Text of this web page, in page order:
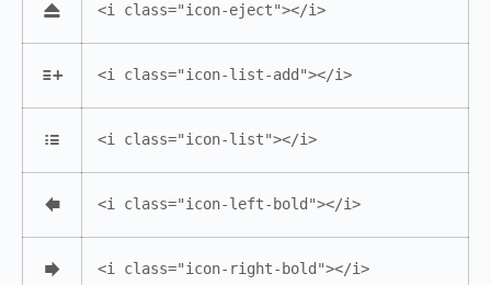
<i class="icon-eject"></i>
<i class="icon-list-add"></i>
<i class="icon-list"></i>
<i class="icon-left-bold"></i>
<i class="icon-right-bold"></i>